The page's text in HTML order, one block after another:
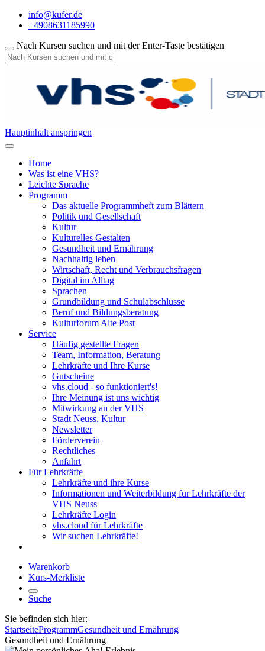
info@kufer.de
+4908631185990
Nach Kursen suchen und mit der Enter-Taste bestätigen
Hauptinhalt anspringen
Home
Was ist eine VHS?
Leichte Sprache
Programm
Das aktuelle Programmheft zum Blättern
Politik und Gesellschaft
Kultur
Kulturelles Gestalten
Gesundheit und Ernährung
Nachhaltig leben
Wirtschaft, Recht und Verbrauchsfragen
Digital im Alltag
Sprachen
Grundbildung und Schulabschlüsse
Beruf und Bildungsberatung
Kulturforum Alte Post
Service
Häufig gestellte Fragen
Team, Information, Beratung
Lehrkräfte und Ihre Kurse
Gutscheine
vhs.cloud - so funktioniert's!
Ihre Meinung ist uns wichtig
Mitwirkung an der VHS
Stadt Neuss. Kultur
Newsletter
Förderverein
Rechtliches
Anfahrt
Für Lehrkräfte
Lehrkräfte und ihre Kurse
Informationen und Weiterbildung für Lehrkräfte der
VHS Neuss
Lehrkräfte Login
vhs.cloud für Lehrkräfte
Wir suchen Lehrkräfte!
Warenkorb
Kurs-Merkliste
Suche
Sie befinden sich hier:
StartseiteProgrammGesundheit und Ernährung
Gesundheit und Ernährung